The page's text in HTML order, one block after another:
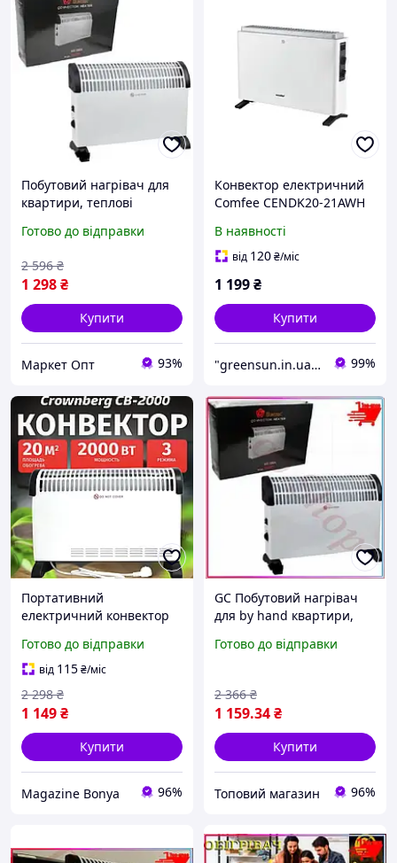
Побутовий нагрівач для
квартири, теплові
опалення, нагрівачі
2000W
Готово до відправки
1 298₴
2 596 ₴
Купити
Маркет Опт 93%
Конвектор електричний
Comfee CENDK20-21AWH
Підлоговий електричний
конвектор опалення
В наявності
від 120₴/міс
1 199₴
Купити
"greensun.in.ua": Товари для облаштування дому та присадибної ділянки! 99%
Портативний
електричний конвектор
квартири та офісу,
тепловий конвектор
опалення
Готово до відправки
від 115₴/міс
1 149₴
2 298 ₴
Купити
Magazine Bonya 96%
GC Побутовий нагрівач
для by hand квартири,
конвектори опалення,
Tro1\09
Готово до відправки
1 159.34₴
2 366 ₴
Купити
Топовий магазин 96%